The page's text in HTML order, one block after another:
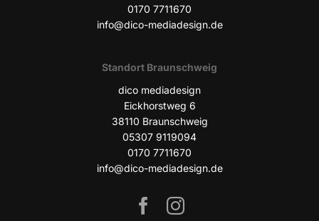
0170 7711670
info@dico-mediadesign.de
Stand­ort Braunschweig
dico media­de­sign
Eick­horst­weg 6
38110 Braun­schweig
05307 9119094
0170 7711670
info@dico-mediadesign.de